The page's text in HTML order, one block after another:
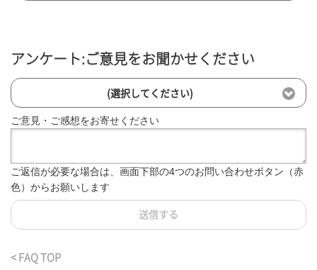
アンケート:ご意見をお聞かせください
(選択してください)
ご意見・ご感想をお寄せください
ご返信が必要な場合は、画面下部の4つのお問い合わせボタン（赤
色）からお願いします
送信する
< FAQ TOP